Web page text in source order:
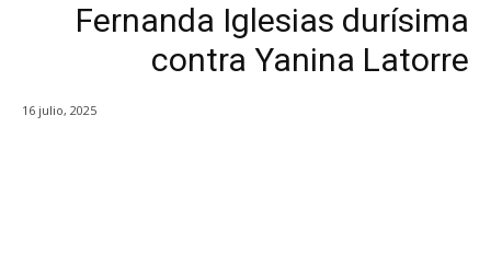
Fernanda Iglesias durísima
contra Yanina Latorre
16 julio, 2025